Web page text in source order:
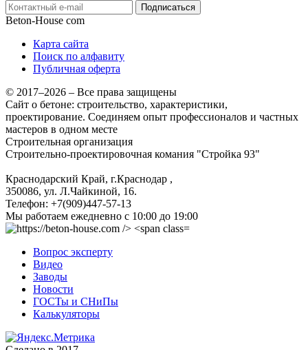
Подписаться
Beton-House com
Карта сайта
Поиск по алфавиту
Публичная оферта
© 2017–2026 – Все права защищены
Сайт о бетоне: строительство, характеристики,
проектирование. Соединяем опыт профессионалов и частных
мастеров в одном месте
Строительная организация
Строительно-проектировочная комания "Стройка 93"
Краснодарский Край, г.Краснодар ,
350086, ул. Л.Чайкиной, 16.
Телефон: +7(909)447-57-13
Мы работаем ежедневно с 10:00 до 19:00
Вопрос эксперту
Видео
Заводы
Новости
ГОСТы и СНиПы
Калькуляторы